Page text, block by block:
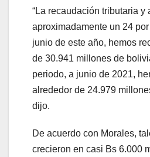
“La recaudación tributaria y
aproximadamente un 24
junio de este año, hemos
de 30.941 millones de
periodo, a junio de 2021,
alrededor de 24.979
dijo.
De acuerdo con Morales,
crecieron en casi Bs 6.000